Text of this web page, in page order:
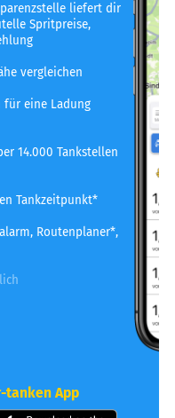
liefert dir
Spritpreise,
vergleichen
für eine Ladung
14.000 Tankstellen
Tankzeitpunkt*
Routenplaner*,
tanken App